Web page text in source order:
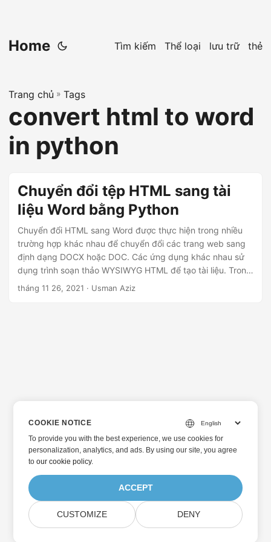
Home Tìm kiếm Thể loại lưu trữ thẻ
Trang chủ » Tags
convert html to word
in python
Chuyển đổi tệp HTML sang tài
liệu Word bằng Python
Chuyển đổi HTML sang Word được thực hiện trong nhiều
trường hợp khác nhau để chuyển đổi các trang web sang
định dạng DOCX hoặc DOC. Các ứng dụng khác nhau sử
dụng trình soạn thảo WYSIWYG HTML để tạo tài liệu. Trong
trường hợp đó, tạo tài liệu Word từ HTML trở thành một tính
tháng 11 26, 2021 · Usman Aziz
COOKIE NOTICE
To provide you with the best experience, we use cookies for
personalization, analytics, and ads. By using our site, you agree
toour cookie policy.
ACCEPT
CUSTOMIZE DENY